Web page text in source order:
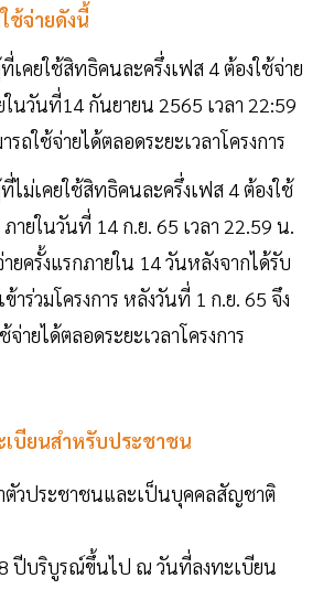
ช้จ่ายดังนี้
คยใช้สิทธิคนละครึ่งเฟส 4 ต้องใช้จ่าย
ในวันที่14 กันยายน 2565 เวลา 22:59
รถใช้จ่ายได้ตลอดระยะเวลาโครงการ
ม่เคยใช้สิทธิคนละครึ่งเฟส 4 ต้องใช้
ภายในวันที่ 14 ก.ย. 65 เวลา 22.59 น.
ยครั้งแรกภายใน 14 วันหลังจากได้รับ
าร่วมโครงการ หลังวันที่ 1 ก.ย. 65 จึง
จ่ายได้ตลอดระยะเวลาโครงการ
เบียนสำหรับประชาชน
ตัวประชาชนและเป็นบุคคลสัญชาติ
ปีบริบูรณ์ขึ้นไป ณ วันที่ลงทะเบียน